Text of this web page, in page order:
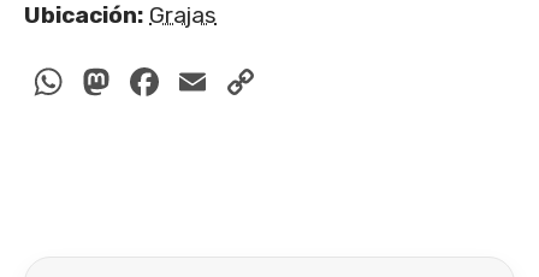
Ubicación: Grajas
WhatsApp
Mastodon
Facebook
Email